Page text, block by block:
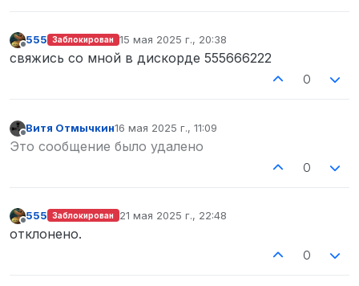
555 Заблокирован 15 мая 2025 г., 20:38
отредактировано
свяжись со мной в дискорде 555666222
0
Не в сети
Витя Отмычкин16 мая 2025 г., 11:09
отредактировано
Это сообщение было удалено
0
555 Заблокирован 21 мая 2025 г., 22:48
отредактировано
отклонено.
0